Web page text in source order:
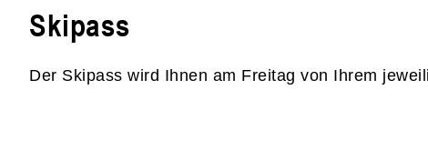
Skipass
Der Skipass wird Ihnen am Freitag von Ihrem